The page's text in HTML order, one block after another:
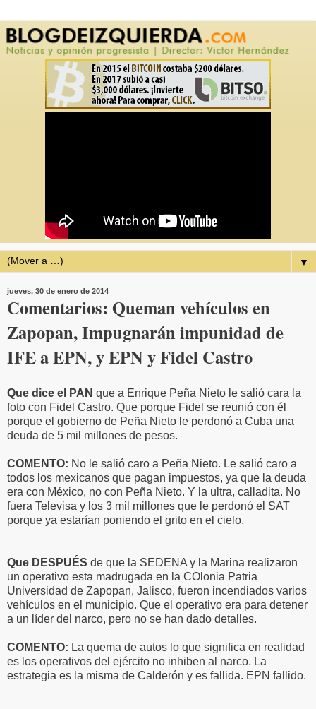
▼
jueves, 30 de enero de 2014
Comentarios: Queman vehículos en
Zapopan, Impugnarán impunidad de
IFE a EPN, y EPN y Fidel Castro
Que dice el PAN que a Enrique Peña Nieto le salió cara la
foto con Fidel Castro. Que porque Fidel se reunió con él
porque el gobierno de Peña Nieto le perdonó a Cuba una
deuda de 5 mil millones de pesos.
COMENTO: No le salió caro a Peña Nieto. Le salió caro a
todos los mexicanos que pagan impuestos, ya que la deuda
era con México, no con Peña Nieto. Y la ultra, calladita. No
fuera Televisa y los 3 mil millones que le perdonó el SAT
porque ya estarían poniendo el grito en el cielo.
Que DESPUÉS de que la SEDENA y la Marina realizaron
un operativo esta madrugada en la COlonia Patria
Universidad de Zapopan, Jalisco, fueron incendiados varios
vehículos en el municipio. Que el operativo era para detener
a un líder del narco, pero no se han dado detalles.
COMENTO: La quema de autos lo que significa en realidad
es los operativos del ejército no inhiben al narco. La
estrategia es la misma de Calderón y es fallida. EPN fallido.